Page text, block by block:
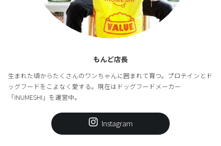
もんど店長
生まれた頃からたくさんのワンちゃんに囲まれて育つ。プロテインとド
ッグフードをこよなく愛する。現在はドッグフードメーカー
「INUMESHI」を運営中。
Instagram